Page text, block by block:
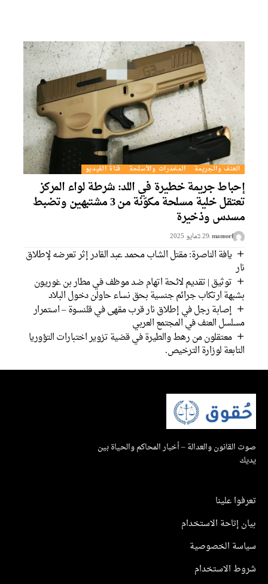
العنف والجريمة المخدرات والأسلحة قناة الفيديو
إحباط جريمة خطيرة في اللد: شرطة لواء المركز
تعتقل خلية مسلحة مكوّنة من 3 مشتبهين وتضبط
مسدس وذخيرة
mansorf 29 בمايو 2025
يافة الناصرة: مقتل الشاب محمد عبد القادر إثر تعرضه لإطلاق
نار
توثيق | تقديم لائحة اتهام ضد موظف في مطار بن غوريون
بشبهة ارتكاب جرائم جنسية بحق نساء حاولن دخول البلاد
إصابة رجل في إطلاق نار قرب مقهى في قلنسوة – استمرار
مسلسل العنف في المجتمع العربي
معتقلون من رهط والطيرة في قضية تزوير اختبارات التؤوريا
التابعة لوزارة الترخيص.
صوت القانون والعدالة – أخبار المحاكم والحياة بين
يديك
تعرفوا علينا
بيان إتاحة الاستخدام
سياسة الخصوصية
شروط الاستخدام